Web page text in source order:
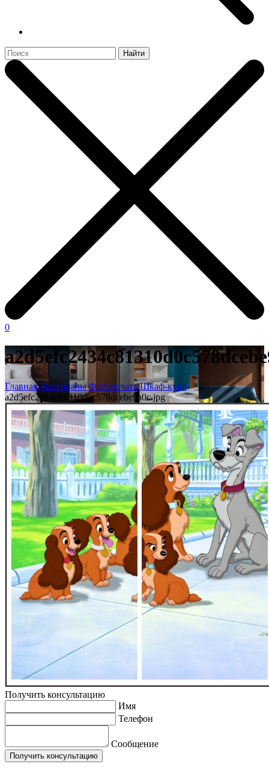
Найти
0
Главная Материалы Фотопечать Шкаф-купе
a2d5efc2434c81310d0c578dcebe9a0c.jpg
Получить консультацию
Имя
Телефон
Сообщение